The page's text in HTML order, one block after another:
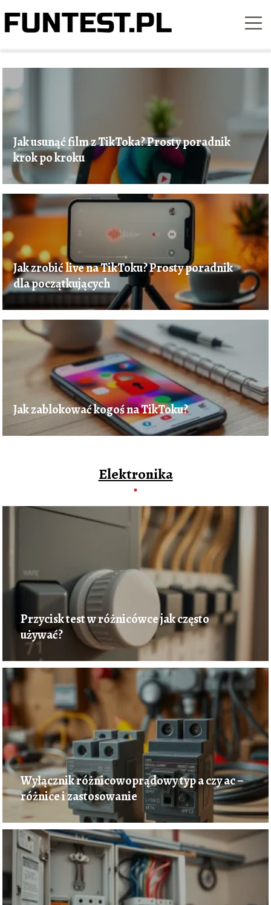
Jak usunąć film z TikToka? Prosty poradnik
krok po kroku
Jak zrobić live na TikToku? Prosty poradnik
dla początkujących
Jak zablokować kogoś na TikToku?
Elektronika
Przycisk test w różnicówce jak często
używać?
Wyłącznik różnicowoprądowy typ a czy ac –
różnice i zastosowanie